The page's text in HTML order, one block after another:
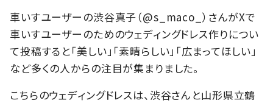
車いすユーザーの渋谷真子（@s_maco_）さんがXで
車いすユーザーのためのウェディングドレス作りについ
て投稿すると「美しい」「素晴らしい」「広まってほしい」
など多くの人からの注目が集まりました。
こちらのウェディングドレスは、渋谷さんと山形県立鶴